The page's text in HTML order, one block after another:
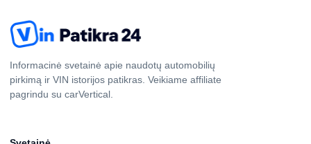
Informacinė svetainė apie naudotų automobilių
pirkimą ir VIN istorijos patikras. Veikiame affiliate
pagrindu su carVertical.